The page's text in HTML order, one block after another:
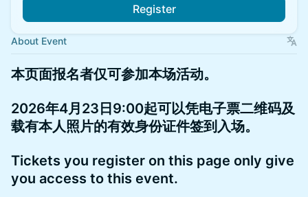
Register
About Event
​本页面报名者仅可参加本场活动。
2026年4月23日9:00起可以凭电子票二维码及
载有本人照片的有效身份证件签到入场。
​Tickets you register on this page only give
you access to this event.